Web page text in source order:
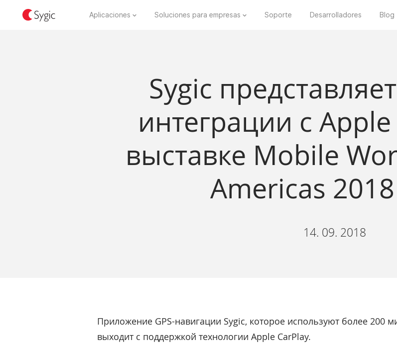
Aplicaciones Soluciones para empresas Soporte Desarrolladores Blog
Sygic
интеграции с
выставке Mobile
Americas
14. 09. 2018
Приложение GPS-навигации Sygic, которое используют более 200
выходит с поддержкой технологии Apple CarPlay.